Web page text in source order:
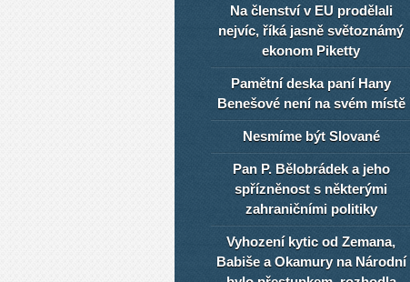
Na členství v EU prodělali
nejvíc, říká jasně světoznámý
ekonom Piketty
Pamětní deska paní Hany
Benešové není na svém místě
Nesmíme být Slované
Pan P. Bělobrádek a jeho
spřízněnost s některými
zahraničními politiky
Vyhození kytic od Zemana,
Babiše a Okamury na Národní